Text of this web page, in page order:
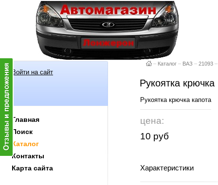
Войти на сайт
Главная
Поиск
Каталог
Контакты
Карта сайта
– Каталог – ВАЗ – 21093 –
Рукоятка крючка
Рукоятка крючка капота
цена:
10 руб
Характеристики